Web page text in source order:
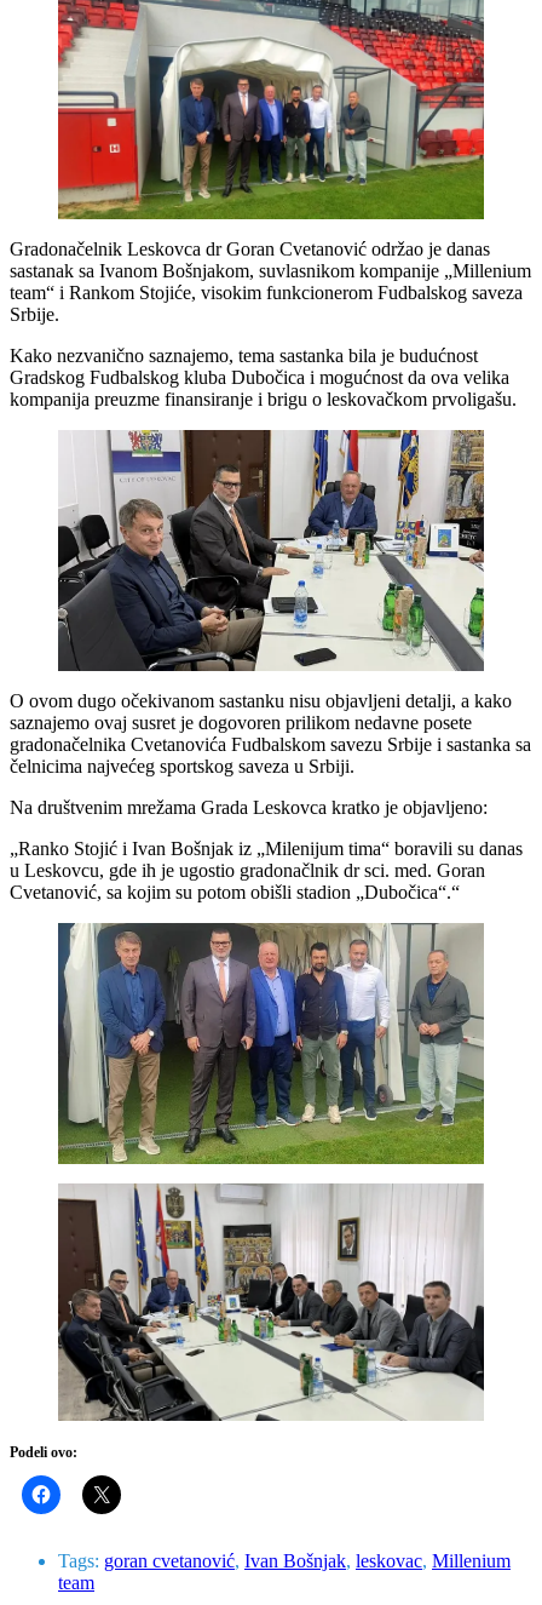
Gradonačelnik Leskovca dr Goran Cvetanović održao je danas
sastanak sa Ivanom Bošnjakom, suvlasnikom kompanije „Millenium
team“ i Rankom Stojiće, visokim funkcionerom Fudbalskog saveza
Srbije.
Kako nezvanično saznajemo, tema sastanka bila je budućnost
Gradskog Fudbalskog kluba Dubočica i mogućnost da ova velika
kompanija preuzme finansiranje i brigu o leskovačkom prvoligašu.
O ovom dugo očekivanom sastanku nisu objavljeni detalji, a kako
saznajemo ovaj susret je dogovoren prilikom nedavne posete
gradonačelnika Cvetanovića Fudbalskom savezu Srbije i sastanka sa
čelnicima najvećeg sportskog saveza u Srbiji.
Na društvenim mrežama Grada Leskovca kratko je objavljeno:
„Ranko Stojić i Ivan Bošnjak iz „Milenijum tima“ boravili su danas
u Leskovcu, gde ih je ugostio gradonačlnik dr sci. med. Goran
Cvetanović, sa kojim su potom obišli stadion „Dubočica“.“
Podeli ovo:
Tags: goran cvetanović, Ivan Bošnjak, leskovac, Millenium
team